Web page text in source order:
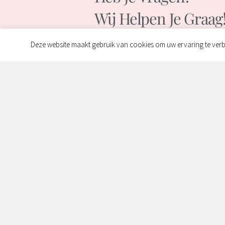
Wij Helpen Je Graag!
Deze website maakt gebruik van cookies om uw ervaring te